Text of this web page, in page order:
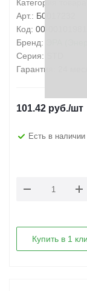
Категория товара:
Арт.: Б0017232
Код: 00-00101981
Бренд:
ЭРА
Серия:
Гарантия:
101.42 руб./шт
Есть в наличии
Купить в 1